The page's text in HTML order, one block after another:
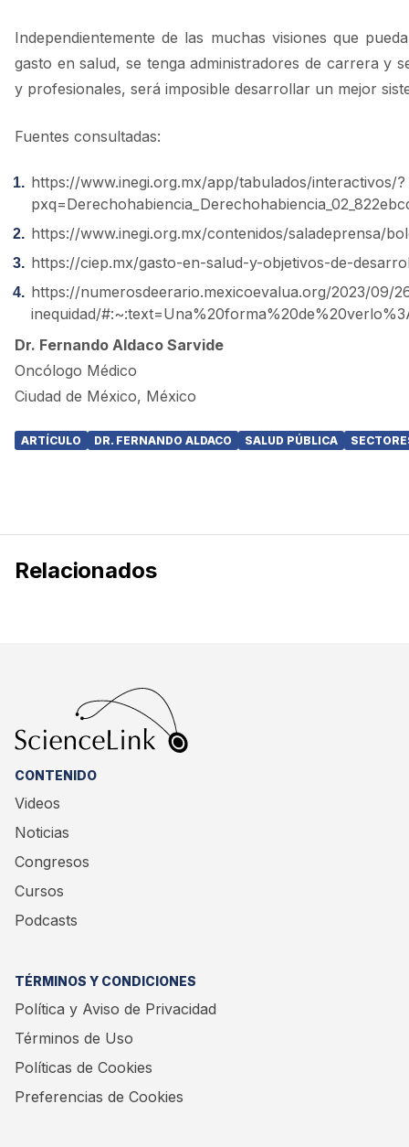
Independientemente de las muchas visiones que
gasto en salud, se tenga administradores de carrera y
y profesionales, será imposible desarrollar un mejor
Fuentes consultadas:
https://www.inegi.org.mx/app/tabulados/interactivos/?
https://www.inegi.org.mx/contenidos/saladeprensa/
https://ciep.mx/gasto-en-salud-y-objetivos-de-
https://numerosdeerario.mexicoevalua.org/2023/
inequidad/
Dr. Fernando Aldaco Sarvide
Oncólogo Médico
Ciudad de México, México
ARTÍCULO DR. FERNANDO ALDACO SALUD PÚBLICA
Relacionados
CONTENIDO
Videos
Noticias
Congresos
Cursos
Podcasts
TÉRMINOS Y CONDICIONES
Política y Aviso de Privacidad
Términos de Uso
Políticas de Cookies
Preferencias de Cookies